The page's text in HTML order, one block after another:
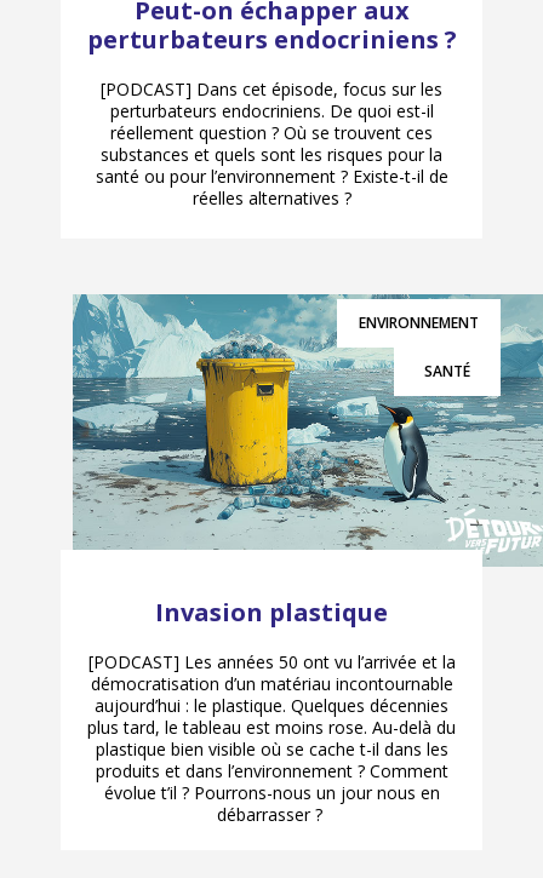
Peut-on échapper aux
perturbateurs endocriniens ?
[PODCAST] Dans cet épisode, focus sur les
perturbateurs endocriniens. De quoi est-il
réellement question ? Où se trouvent ces
substances et quels sont les risques pour la
santé ou pour l’environnement ? Existe-t-il de
réelles alternatives ?
ENVIRONNEMENT
SANTÉ
Invasion plastique
[PODCAST] Les années 50 ont vu l’arrivée et la
démocratisation d’un matériau incontournable
aujourd’hui : le plastique. Quelques décennies
plus tard, le tableau est moins rose. Au-delà du
plastique bien visible où se cache t-il dans les
produits et dans l’environnement ? Comment
évolue t’il ? Pourrons-nous un jour nous en
débarrasser ?